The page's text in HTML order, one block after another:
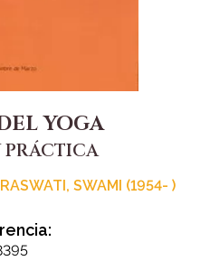
YOGA
PRÁCTICA
SWAMI (1954- )